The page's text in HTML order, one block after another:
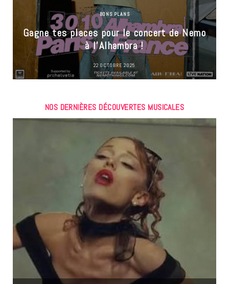
BONS PLANS
Gagne tes places pour le concert de Nemo
à l’Alhambra !
22 OCTOBRE 2025
NOS DERNIÈRES DÉCOUVERTES MUSICALES